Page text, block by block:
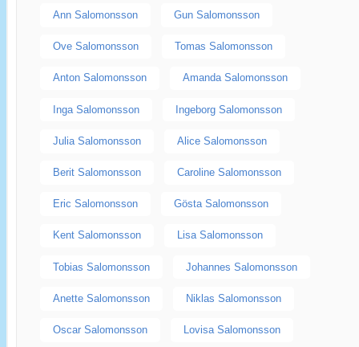
Ann Salomonsson Gun Salomonsson
Ove Salomonsson Tomas Salomonsson
Anton Salomonsson Amanda Salomonsson
Inga Salomonsson Ingeborg Salomonsson
Julia Salomonsson Alice Salomonsson
Berit Salomonsson Caroline Salomonsson
Eric Salomonsson Gösta Salomonsson
Kent Salomonsson Lisa Salomonsson
Tobias Salomonsson Johannes Salomonsson
Anette Salomonsson Niklas Salomonsson
Oscar Salomonsson Lovisa Salomonsson